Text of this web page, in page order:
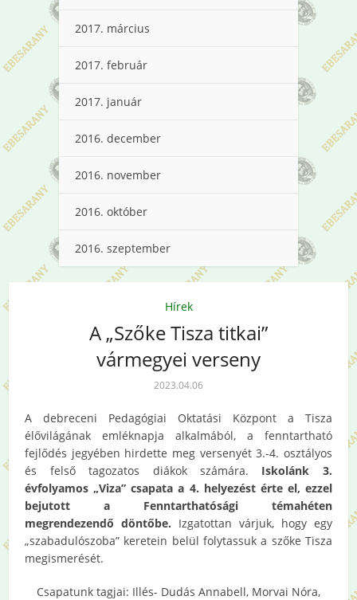
2017. március
2017. február
2017. január
2016. december
2016. november
2016. október
2016. szeptember
Hírek
A „Szőke Tisza titkai”
vármegyei verseny
2023.04.06
A debreceni Pedagógiai Oktatási Központ a Tisza
élővilágának emléknapja alkalmából, a fenntartható
fejlődés jegyében hirdette meg versenyét 3.-4. osztályos
és felső tagozatos diákok számára. Iskolánk 3.
évfolyamos „Viza” csapata a 4. helyezést érte el, ezzel
bejutott a Fenntarthatósági témahéten
megrendezendő döntőbe. Izgatottan várjuk, hogy egy
„szabadulószoba” keretein belül folytassuk a szőke Tisza
megismerését.
Csapatunk tagjai: Illés- Dudás Annabell, Morvai Nóra,